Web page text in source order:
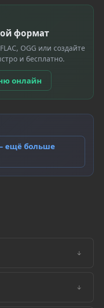
формат
OGG или создайте
и бесплатно.
онлайн
ещё больше
↓
↓